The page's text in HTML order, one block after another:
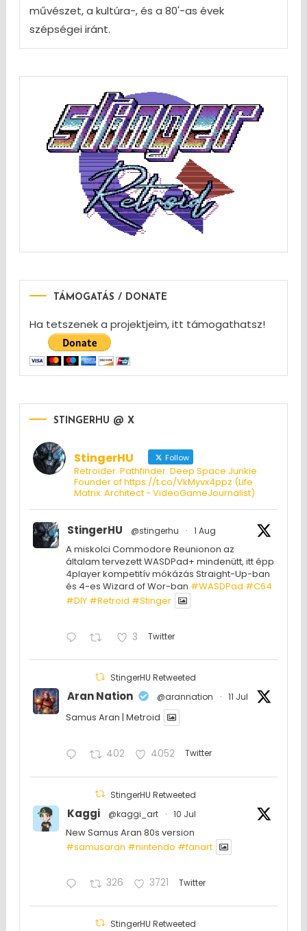
művészet, a kultúra-, és a 80'-as évek
szépségei iránt.
TÁMOGATÁS / DONATE
Ha tetszenek a projektjeim, itt támogathatsz!
STINGERHU @ X
StingerHU Follow
Retroider. Pathfinder. Deep Space Junkie.
Founder of https://t.co/VkMyvx4ppz (Life
Matrix: Architect - VideoGameJournalist)
StingerHU @stingerhu · 1 Aug
A miskolci Commodore Reunionon az
általam tervezett WASDPad+ mindenütt, itt épp
4player kompetitív mókázás Straight-Up-ban
és 4-es Wizard of Wor-ban #WASDPad #C64
#DIY #Retroid #Stinger
3 Twitter
StingerHU Retweeted
Aran Nation @arannation · 11 Jul
Samus Aran | Metroid
402 4052 Twitter
StingerHU Retweeted
Kaggi @kaggi_art · 10 Jul
New Samus Aran 80s version
#samusaran #nintendo #fanartㅤㅤㅤㅤ
326 3721 Twitter
StingerHU Retweeted